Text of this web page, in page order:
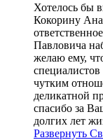
Хотелось бы
Кокорину
Павловича
желаю ему,
чутким
деликатной
спасибо за
долгих лет
Развернуть